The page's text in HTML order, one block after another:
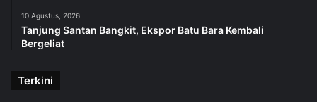
10 Agustus, 2026
Tanjung Santan Bangkit, Ekspor Batu Bara Kembali
Bergeliat
Terkini